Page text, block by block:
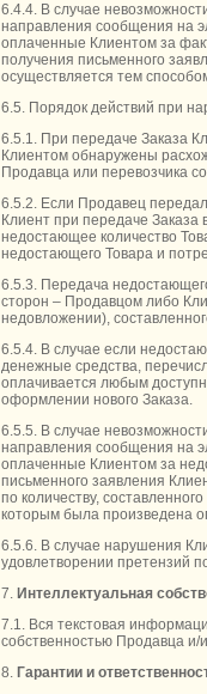
6.4.4. В случае
направления сообщения на
оплаченные Клиентом за
получения письменного
осуществляется тем
6.5. Порядок действий при
6.5.1. При передаче Заказа
Клиентом обнаружены
Продавца или перевозчика
6.5.2. Если Продавец
Клиент при передаче Заказа
недостающее количество
недостающего Товара и
6.5.3. Передача
сторон – Продавцом либо
недовложении),
6.5.4. В случае если
денежные средства,
оплачивается любым
оформлении нового Заказа.
6.5.5. В случае
направления сообщения на
оплаченные Клиентом за
письменного заявления
по количеству,
которым была произведена
6.5.6. В случае нарушения
удовлетворении претензий
7. Интеллектуальная
7.1. Вся текстовая
собственностью Продавца и/
8. Гарантии и